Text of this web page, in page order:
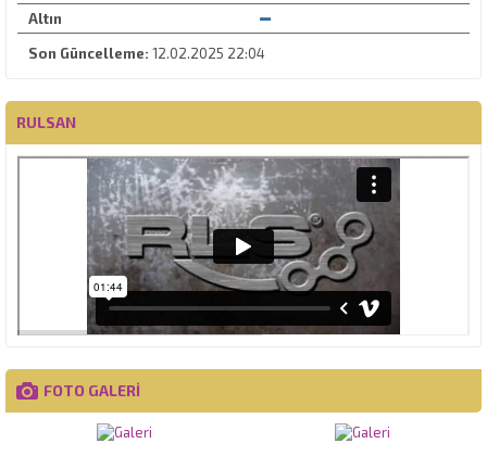
Altın
Son Güncelleme: 12.02.2025 22:04
RULSAN
FOTO GALERİ